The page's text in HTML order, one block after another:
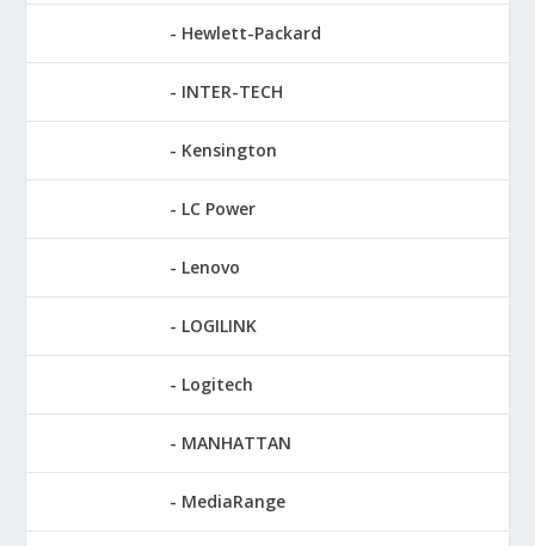
Hewlett-Packard
INTER-TECH
Kensington
LC Power
Lenovo
LOGILINK
Logitech
MANHATTAN
MediaRange